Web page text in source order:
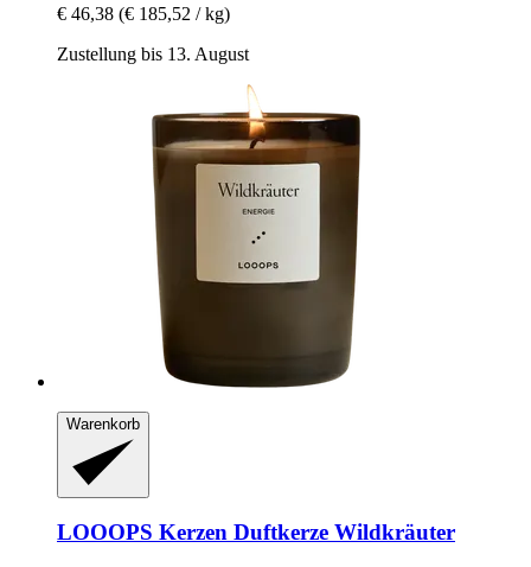
€ 46,38 (€ 185,52 / kg)
Zustellung bis 13. August
Warenkorb
LOOOPS Kerzen Duftkerze Wildkräuter